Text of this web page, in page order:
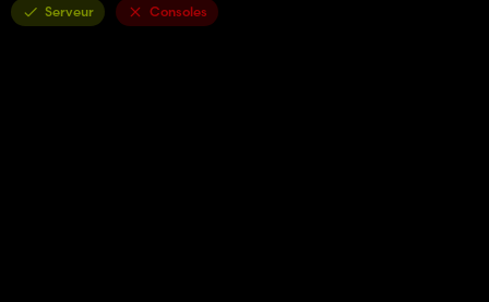
Le nouveau feedback sur la charge des roues lit l'évolution de la
charge des pneus à partir des roues orientables et renvoie de
Serveur Consoles